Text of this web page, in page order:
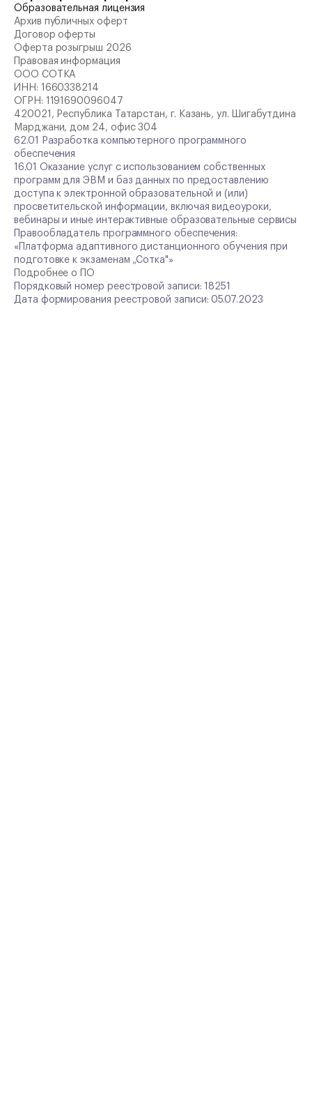
Образовательная лицензия
Архив публичных оферт
Договор оферты
Оферта розыгрыш 2026
Правовая информация
ООО СОТКА
ИНН: 1660338214
ОГРН: 1191690096047
420021, Республика Татарстан, г. Казань, ул. Шигабутдина
Марджани, дом 24, офис 304
62.01 Разработка компьютерного программного
обеспечения
16.01 Оказание услуг с использованием собственных
программ для ЭВМ и баз данных по предоставлению
доступа к электронной образовательной и (или)
просветительской информации, включая видеоуроки,
вебинары и иные интерактивные образовательные сервисы
Правообладатель программного обеспечения:
«Платформа адаптивного дистанционного обучения при
подготовке к экзаменам „Сотка"»
Подробнее о ПО
Порядковый номер реестровой записи: 18251
Дата формирования реестровой записи: 05.07.2023